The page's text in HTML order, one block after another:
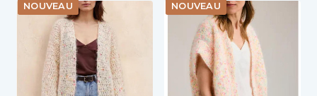
NOUVEAU NOUVEAU